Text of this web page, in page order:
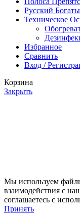
Русский
Техническое
Избранное
Сравнить
Вход /
Корзина
Закрыть
Мы используем
взаимодействия с
соглашаетесь с
Принять